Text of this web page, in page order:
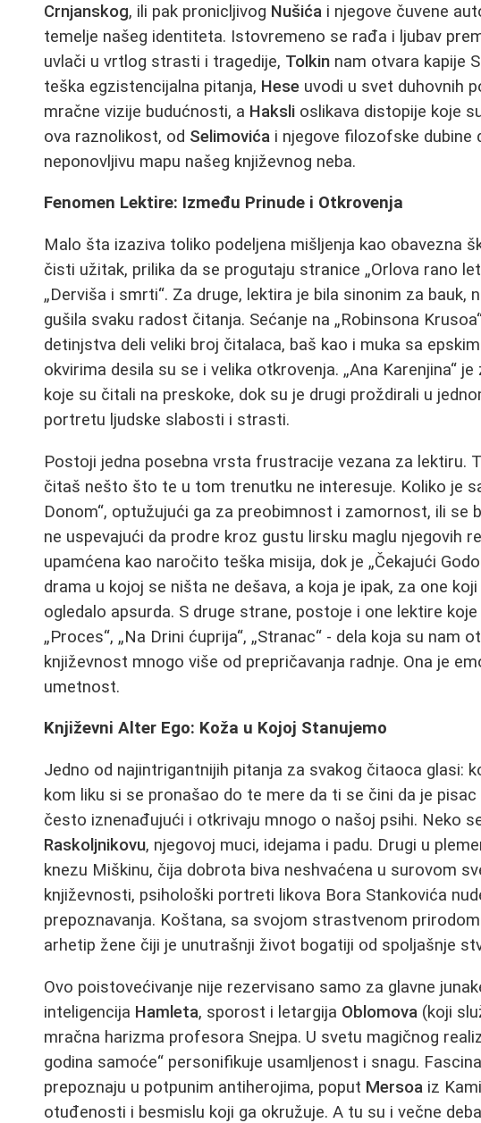
Crnjanskog, ili pak pronicljivog Nušića i njegove čuvene
temelje našeg identiteta. Istovremeno se rađa i ljubav
uvlači u vrtlog strasti i tragedije, Tolkin nam otvara kapije
teška egzistencijalna pitanja, Hese uvodi u svet duhovnih
mračne vizije budućnosti, a Haksli oslikava distopije koje
ova raznolikost, od Selimovića i njegove filozofske dubine
neponovljivu mapu našeg književnog neba.
Fenomen Lektire: Između Prinude i Otkrovenja
Malo šta izaziva toliko podeljena mišljenja kao obavezna
čisti užitak, prilika da se progutaju stranice „Orlova rano
„Derviša i smrti“. Za druge, lektira je bila sinonim za bauk,
gušila svaku radost čitanja. Sećanje na „Robinsona
detinjstva deli veliki broj čitalaca, baš kao i muka sa
okvirima desila su se i velika otkrovenja. „Ana Karenjina“
koje su čitali na preskoke, dok su je drugi proždirali u
portretu ljudske slabosti i strasti.
Postoji jedna posebna vrsta frustracije vezana za lektiru.
čitaš nešto što te u tom trenutku ne interesuje. Koliko je
Donom“, optužujući ga za preobimnost i zamornost, ili se
ne uspevajući da prodre kroz gustu lirsku maglu njegovih
upamćena kao naročito teška misija, dok je „Čekajući
drama u kojoj se ništa ne dešava, a koja je ipak, za one
ogledalo apsurda. S druge strane, postoje i one lektire koje
„Proces“, „Na Drini ćuprija“, „Stranac“ - dela koja su nam
književnost mnogo više od prepričavanja radnje. Ona je
umetnost.
Književni Alter Ego: Koža u Kojoj Stanujemo
Jedno od najintrigantnijih pitanja za svakog čitaoca glasi:
kom liku si se pronašao do te mere da ti se čini da je
često iznenađujući i otkrivaju mnogo o našoj psihi. Neko
Raskoljnikovu, njegovoj muci, idejama i padu. Drugi u
knezu Miškinu, čija dobrota biva neshvaćena u surovom
književnosti, psihološki portreti likova Bora Stankovića
prepoznavanja. Koštana, sa svojom strastvenom
arhetip žene čiji je unutrašnji život bogatiji od spoljašnje
Ovo poistovećivanje nije rezervisano samo za glavne
inteligencija Hamleta, sporost i letargija Oblomova (koji
mračna harizma profesora Snejpa. U svetu magičnog
godina samoće“ personifikuje usamljenost i snagu.
prepoznaju u potpunim antiherojima, poput Mersoa iz
otuđenosti i besmislu koji ga okružuje. A tu su i večne